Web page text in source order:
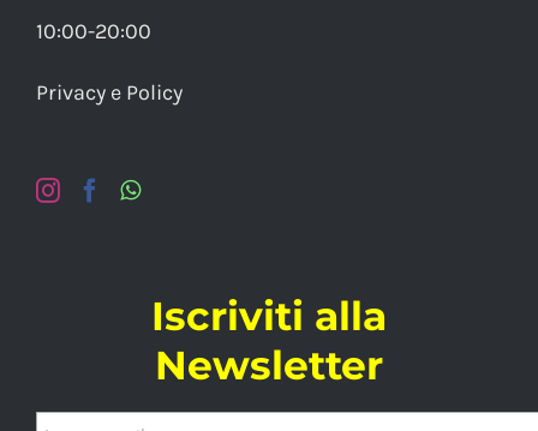
10:00-20:00
Privacy e Policy
Iscriviti alla
Newsletter